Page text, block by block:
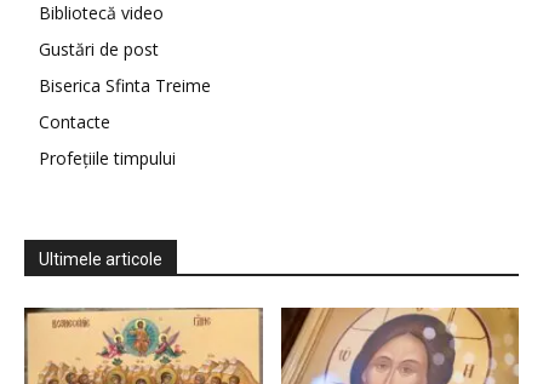
Bibliotecă video
Gustări de post
Biserica Sfinta Treime
Contacte
Profețiile timpului
Ultimele articole